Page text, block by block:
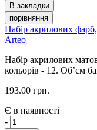
В закладки
порівняння
Набір акрилових
Arteo
Набір акрилових
кольорів - 12. Об’єм
193.00 грн.
Є в наявності
-